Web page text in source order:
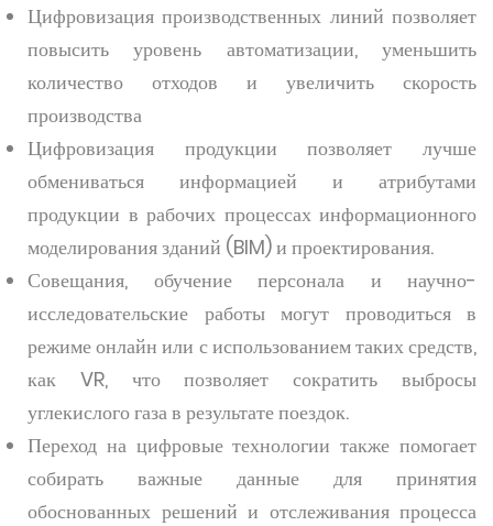
Цифровизация производственных линий позволяет
повысить уровень автоматизации, уменьшить
количество отходов и увеличить скорость
производства
Цифровизация продукции позволяет лучше
обмениваться информацией и атрибутами
продукции в рабочих процессах информационного
моделирования зданий (BIM) и проектирования.
Совещания, обучение персонала и научно-
исследовательские работы могут проводиться в
режиме онлайн или с использованием таких средств,
как VR, что позволяет сократить выбросы
углекислого газа в результате поездок.
Переход на цифровые технологии также помогает
собирать важные данные для принятия
обоснованных решений и отслеживания процесса